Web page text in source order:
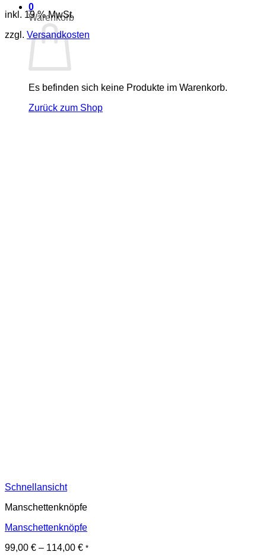
0
Warenkorb
Es befinden sich keine Produkte im Warenkorb.
Zurück zum Shop
war:
54,00 €
ist:
inkl. 19 % MwSt.
zzgl. Versandkosten
Schnellansicht
Manschettenknöpfe
Manschettenknöpfe
99,00 € – 114,00 € *